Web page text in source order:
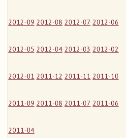
2012-09 2012-08 2012-07 2012-06
2012-05 2012-04 2012-03 2012-02
2012-01 2011-12 2011-11 2011-10
2011-09 2011-08 2011-07 2011-06
2011-04